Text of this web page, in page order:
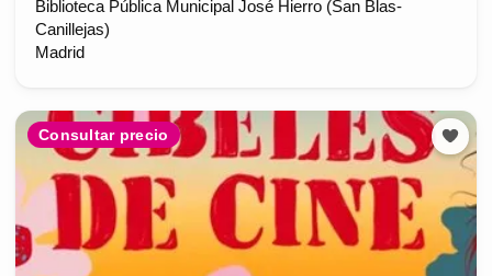
Biblioteca Pública Municipal José Hierro (San Blas-
Canillejas)
Madrid
Consultar precio